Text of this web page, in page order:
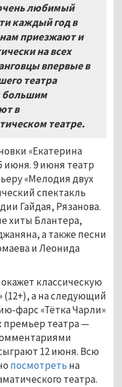
любимый
каждый год в
приезжают и
на всех
впервые в
театра
большим
в
театре.
«Екатерина
июня. 9 июня театр
«Мелодия двух
спектакль
Гайдая, Рязанова.
хиты Блантера,
а также песни
и Леонида
классическую
(12+), а на следующий
фарс «Тётка Чарли»
премьер театра —
12 июня. Всю
посмотреть на
театра.